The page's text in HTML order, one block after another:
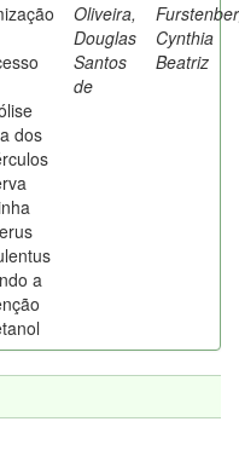
dos
a
Oliveira,
Douglas
Santos
de
Cynthia
Beatriz